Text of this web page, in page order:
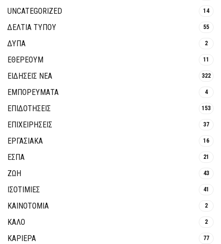
UNCATEGORIZED 14
ΔΕΛΤΙΑ ΤΥΠΟΥ 55
ΔΥΠΑ 2
ΕΘΈΡΕΟΥΜ 11
ΕΙΔΗΣΕΙΣ ΝΕΑ 322
ΕΜΠΟΡΕΥΜΑΤΑ 4
ΕΠΙΔΟΤΗΣΕΙΣ 153
ΕΠΙΧΕΙΡΗΣΕΙΣ 37
ΕΡΓΑΣΙΑΚΑ 16
ΕΣΠΑ 21
ΖΩΗ 43
ΙΣΟΤΙΜΙΕΣ 41
ΚΑΙΝΟΤΟΜΊΑ 2
ΚΑΛΟ 2
ΚΑΡΙΕΡΑ 77